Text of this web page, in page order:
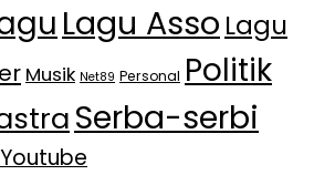
Lagu Asso Lagu
Musik Net89 Personal Politik
Serba-serbi
Youtube